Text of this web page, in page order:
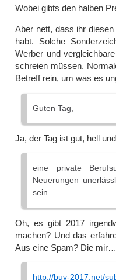
Wobei gibts den halben
Aber nett, dass ihr
habt. Solche
Werber und
schreien müssen.
Betreff rein, um was es
Guten Tag,
Ja, der Tag ist gut, hell
eine private
Neuerungen
sein.
Oh, es gibt 2017
machen? Und das
Aus eine Spam? Die mir…
http://buv-2017.net/